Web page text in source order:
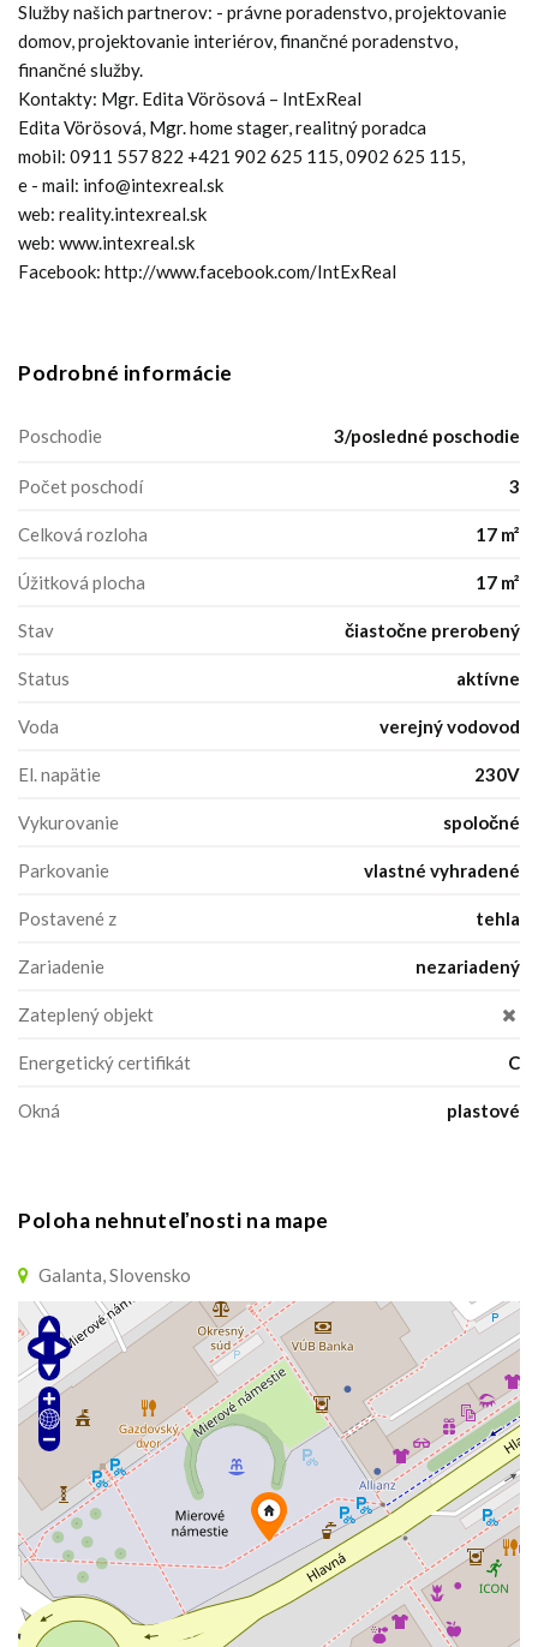
Služby našich partnerov: - právne poradenstvo, projektovanie
domov, projektovanie interiérov, finančné poradenstvo,
finančné služby.
Kontakty: Mgr. Edita Vörösová – IntExReal
Edita Vörösová, Mgr. home stager, realitný poradca
mobil: 0911 557 822 +421 902 625 115, 0902 625 115,
e - mail: info@intexreal.sk
web: reality.intexreal.sk
web: www.intexreal.sk
Facebook: http://www.facebook.com/IntExReal
Podrobné informácie
Poschodie 3/posledné poschodie
Počet poschodí 3
Celková rozloha 17 m²
Úžitková plocha 17 m²
Stav čiastočne prerobený
Status aktívne
Voda verejný vodovod
El. napätie 230V
Vykurovanie spoločné
Parkovanie vlastné vyhradené
Postavené z tehla
Zariadenie nezariadený
Zateplený objekt
Energetický certifikát C
Okná plastové
Poloha nehnuteľnosti na mape
Galanta, Slovensko